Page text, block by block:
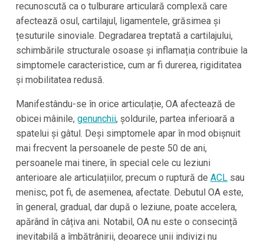
recunoscută ca o tulburare articulară complexă care
afectează osul, cartilajul, ligamentele, grăsimea și
țesuturile sinoviale. Degradarea treptată a cartilajului,
schimbările structurale osoase și inflamația contribuie la
simptomele caracteristice, cum ar fi durerea, rigiditatea
și mobilitatea redusă.
Manifestându-se în orice articulație, OA afectează de
obicei mâinile, genunchii, șoldurile, partea inferioară a
spatelui și gâtul. Deși simptomele apar în mod obișnuit
mai frecvent la persoanele de peste 50 de ani,
persoanele mai tinere, în special cele cu leziuni
anterioare ale articulațiilor, precum o ruptură de ACLsau
menisc, pot fi, de asemenea, afectate. Debutul OA este,
în general, gradual, dar după o leziune, poate accelera,
apărând în câțiva ani. Notabil, OA nu este o consecință
inevitabilă a îmbătrânirii, deoarece unii indivizi nu